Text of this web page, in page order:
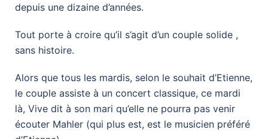
depuis une dizaine d’années.
Tout porte à croire qu’il s’agit d’un couple solide ,
sans histoire.
Alors que tous les mardis, selon le souhait d’Etienne,
le couple assiste à un concert classique, ce mardi
là, Vive dit à son mari qu’elle ne pourra pas venir
écouter Mahler (qui plus est, est le musicien préféré